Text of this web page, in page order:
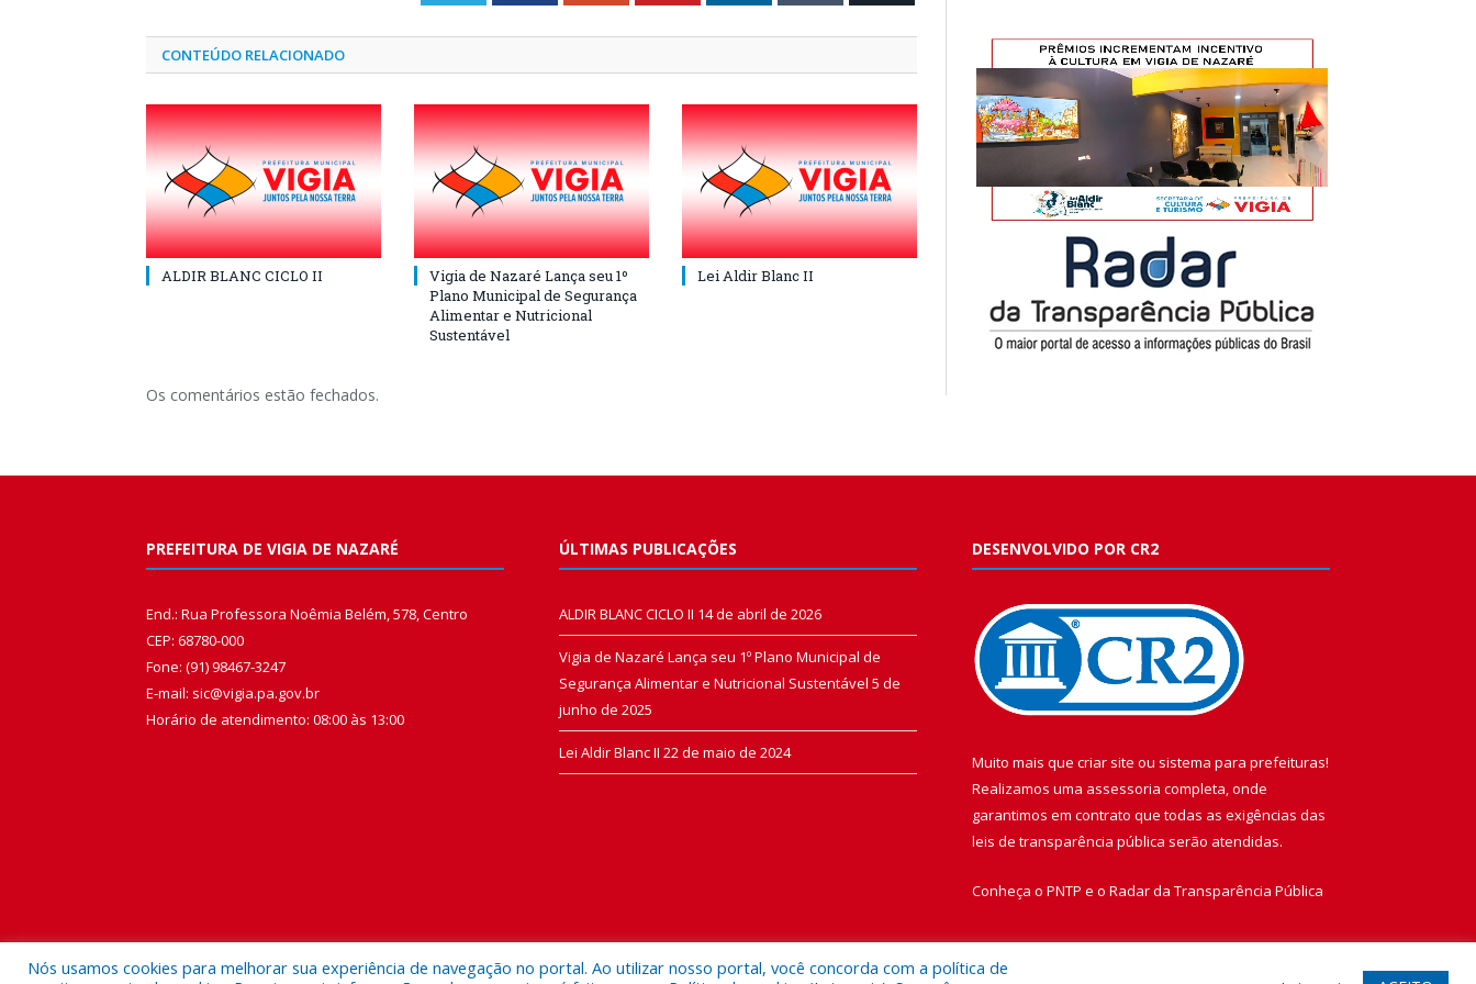
CONTEÚDO RELACIONADO
ALDIR BLANC CICLO II
Vigia de Nazaré Lança seu 1º
Plano Municipal de Segurança
Alimentar e Nutricional
Sustentável
Lei Aldir Blanc II
Os comentários estão fechados.
PREFEITURA DE VIGIA DE NAZARÉ
End.: Rua Professora Noêmia Belém, 578, Centro
CEP: 68780-000
Fone: (91) 98467-3247
E-mail: sic@vigia.pa.gov.br
Horário de atendimento: 08:00 às 13:00
ÚLTIMAS PUBLICAÇÕES
ALDIR BLANC CICLO II 14 de abril de 2026
Vigia de Nazaré Lança seu 1º Plano Municipal de
Segurança Alimentar e Nutricional Sustentável 5 de
junho de 2025
Lei Aldir Blanc II 22 de maio de 2024
DESENVOLVIDO POR CR2
Muito mais que criar site ou sistema para prefeituras!
Realizamos uma assessoria completa, onde
garantimos em contrato que todas as exigências das
leis de transparência pública serão atendidas.
Conheça o PNTP e o Radar da Transparência Pública
Nós usamos cookies para melhorar sua experiência de navegação no portal. Ao utilizar nosso portal, você concorda com a política de